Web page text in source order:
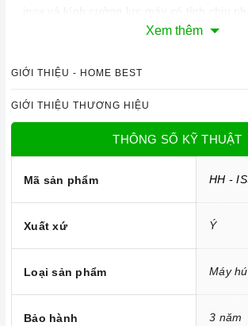
inox và kính cường lực máy có tính chịu
cao. Khách hàng có thể hoàn toàn yên tâm
Với kích thước 898 mm, máy có thể kết
kiểu bếp vì hầu hết các bếp đều có kích
Máy phù hợp với những không gian rộng
sang trọng cho gian bếp của bạn.
Xem thêm
GIỚI THIỆU - HOME BEST
GIỚI THIỆU THƯƠNG HIỆU
THÔNG SỐ KỸ THUẬT
Mã sản phẩm HH -
Xuất xứ Ý
Loại sản phẩm Máy
Bảo hành 3 năm